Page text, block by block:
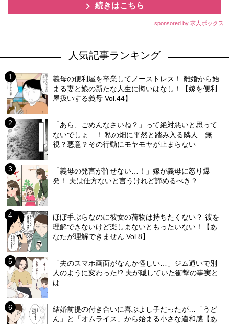
続きはこちら
sponsored by 求人ボックス
人気記事ランキング
義母の便利屋を卒業してノーストレス！ 離婚から始
まる妻と娘の新たな人生に悔いはなし！【嫁を便利
屋扱いする義母 Vol.44】
「あら、ごめんなさいね？」って絶対悪いと思って
ないでしょ…！ 私の畑に平然と踏み入る隣人…無
視？悪意？その行動にモヤモヤが止まらない
「義母の発言が許せない…！」嫁が義母に怒り爆
発！ 夫は仕方ないと言うけれど諦めるべき？
ほぼ手ぶらなのに彼女の荷物は持ちたくない？ 彼を
理解できないけど楽しまないともったいない！【あ
なたが理解できません Vol.8】
「夫のスマホ画面がなんか怪しい…」ジム通いで別
人のように変わった!? 夫が隠していた衝撃の事実と
は
結婚前提の付き合いに喜ぶよし子だったが…「うど
ん」と「オムライス」から始まる小さな違和感【あ